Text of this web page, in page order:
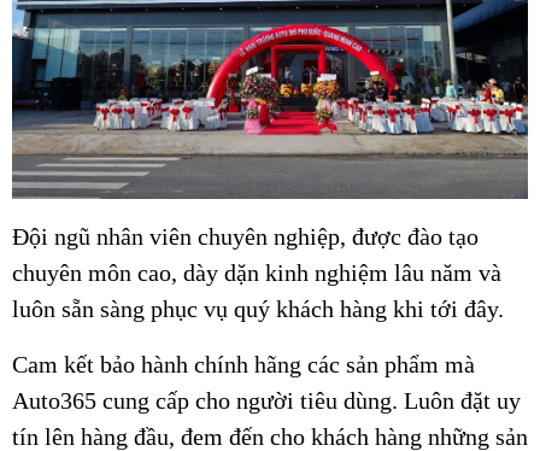
Đội ngũ nhân viên chuyên nghiệp, được đào tạo
chuyên môn cao, dày dặn kinh nghiệm lâu năm và
luôn sẵn sàng phục vụ quý khách hàng khi tới đây.
Cam kết bảo hành chính hãng các sản phẩm mà
Auto365 cung cấp cho người tiêu dùng. Luôn đặt uy
tín lên hàng đầu, đem đến cho khách hàng những sản